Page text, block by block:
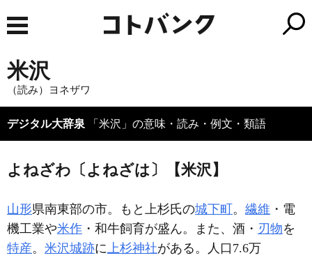
米沢
（読み）ヨネザワ
デジタル大辞泉 「米沢」の意味・読み・例文・類語
よねざわ〔よねざは〕【米沢】
山形県南東部の市。もと上杉氏の城下町 。 繊維 ・電
機工業や米作 ・和牛飼育が盛ん。また、酒・ 刃物を
特産。 米沢城跡に上杉神社がある。人口7.6万